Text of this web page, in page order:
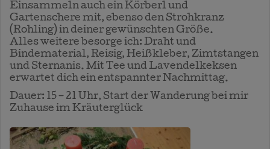
Einsammeln auch ein Körberl und
Gartenschere mit, ebenso den Strohkranz
(Rohling) in deiner gewünschten Größe.
Alles weitere besorge ich: Draht und
Bindematerial, Reisig, Heißkleber, Zimtstangen
und Sternanis. Mit Tee und Lavendelkeksen
erwartet dich ein entspannter Nachmittag.
Dauer: 15 – 21 Uhr, Start der Wanderung bei mir
Zuhause im Kräuterglück